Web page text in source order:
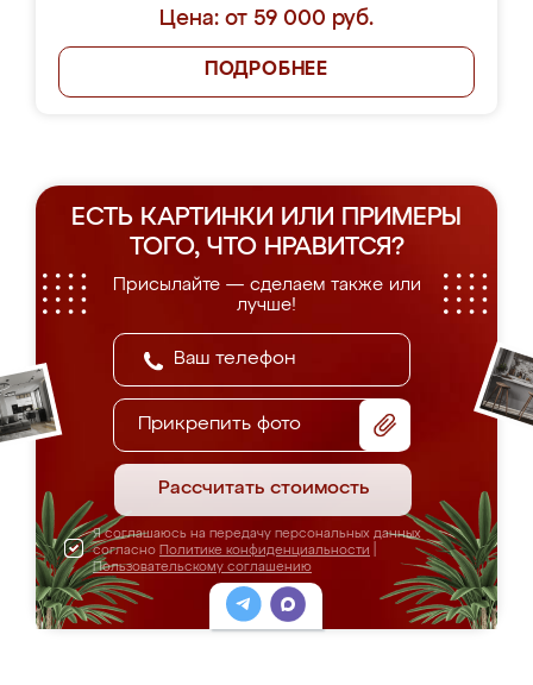
Цена: от 59 000 руб.
ПОДРОБНЕЕ
ЕСТЬ КАРТИНКИ ИЛИ ПРИМЕРЫ
ТОГО, ЧТО НРАВИТСЯ?
Присылайте — сделаем также или
лучше!
Прикрепить фото
Рассчитать стоимость
Я соглашаюсь на передачу персональных данных
согласно Политике конфиденциальности
Пользовательскому соглашению